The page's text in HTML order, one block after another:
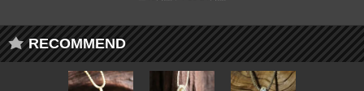
RECOMMEND